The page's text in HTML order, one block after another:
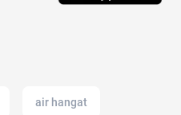
air hangat